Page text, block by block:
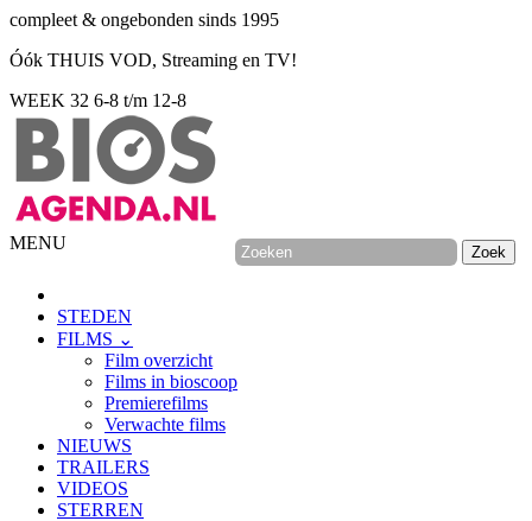
compleet & ongebonden sinds 1995
Óók THUIS VOD, Streaming en TV!
WEEK 32 6-8 t/m 12-8
MENU
STEDEN
FILMS ⌄
Film overzicht
Films in bioscoop
Premierefilms
Verwachte films
NIEUWS
TRAILERS
VIDEOS
STERREN